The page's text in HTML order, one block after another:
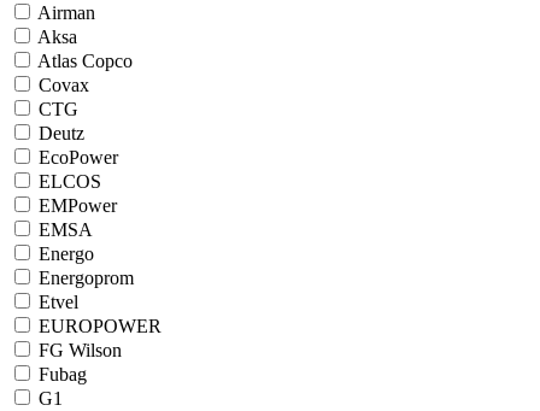
Airman
Aksa
Atlas Copco
Covax
CTG
Deutz
EcoPower
ELCOS
EMPower
EMSA
Energo
Energoprom
Etvel
EUROPOWER
FG Wilson
Fubag
G1